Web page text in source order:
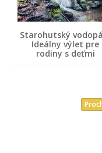
Starohutský
Ideálny výlet pre
rodiny s deťmi